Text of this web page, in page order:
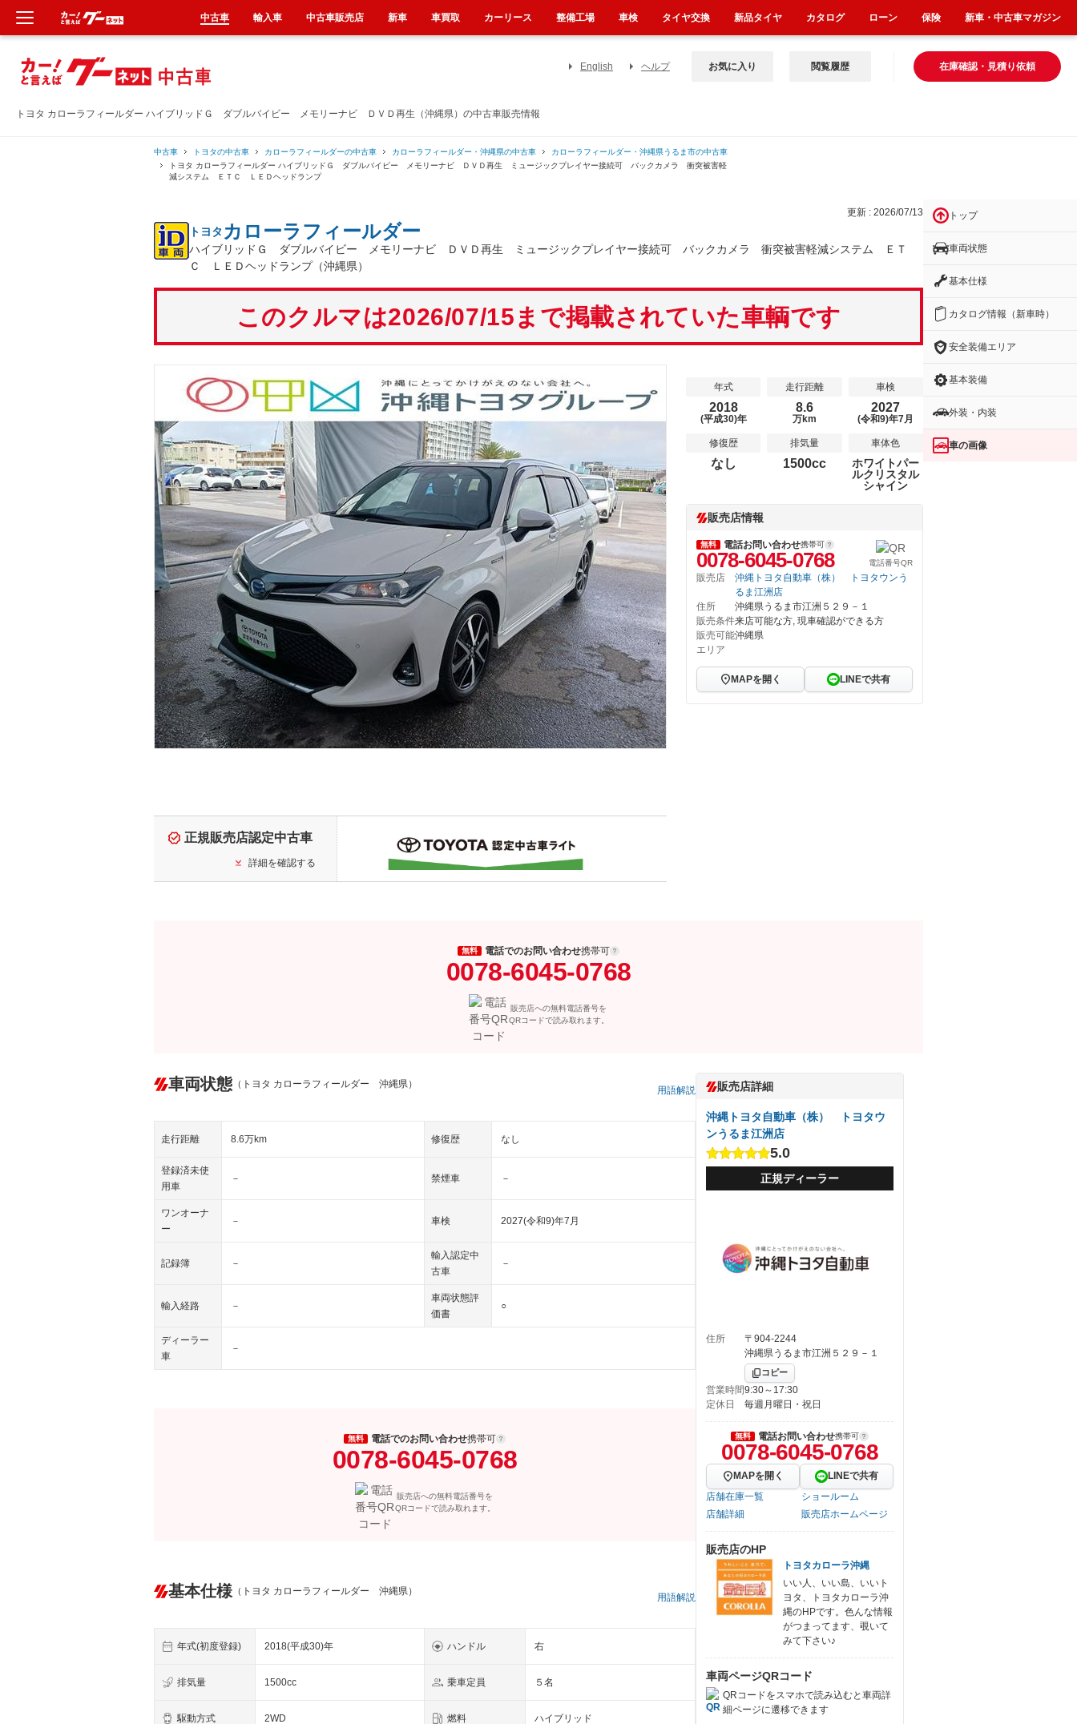
トヨタ カローラフィールダー ハイブリッドＧ ダブルバイビー メモリーナビ ＤＶＤ再生（沖縄県）の中古車販売情報
English ヘルプ 在庫確認・見積り依頼
お気に入り 閲覧履歴
中古車 トヨタの中古車 カローラフィールダーの中古車 カローラフィールダー・沖縄県の中古車
カローラフィールダー・沖縄県うるま市の中古車
トヨタ カローラフィールダー ハイブリッドＧ ダブルバイビー メモリーナビ ＤＶＤ再生 ミュージックプレイヤー接続可 バックカメラ 衝突被害軽
減システム ＥＴＣ ＬＥＤヘッドランプ
更新 : 2026/07/13
トヨタ カローラフィールダー
ハイブリッドＧ ダブルバイビー メモリーナビ ＤＶＤ再生 ミュージックプレイヤー接続可 バックカメラ 衝突被害軽減システム ＥＴ
Ｃ ＬＥＤヘッドランプ（沖縄県）
このクルマは2026/07/15まで掲載されていた車輌です
正規販売店認定中古車
詳細を確認する
年式
2018
(平成30)年
走行距離
8.6
万km
車検
2027
(令和9)年7月
修復歴
なし
排気量
1500cc
車体色
ホワイトパー
ルクリスタル
シャイン
販売店情報
無料 電話お問い合わせ携帯可
0078-6045-0768 電話番号QR
販売店
沖縄トヨタ自動車（株） トヨタウンう
るま江洲店
住所
沖縄県うるま市江洲５２９－１
販売条件来店可能な方, 現車確認ができる方
販売可能
エリア
沖縄県
MAPを開く LINEで共有
無料 電話でのお問い合わせ携帯可
0078-6045-0768
販売店への無料電話番号を
QRコードで読み取れます。
車両状態 （トヨタ カローラフィールダー 沖縄県）
用語解説
走行距離 8.6万km 修復歴 なし
登録済未使
用車
－ 禁煙車 －
ワンオーナ
ー
－ 車検 2027(令和9)年7月
記録簿 －
輸入認定中
古車
－
輸入経路 －
車両状態評
価書
○
ディーラー
車
－
無料 電話でのお問い合わせ携帯可
0078-6045-0768
販売店への無料電話番号を
QRコードで読み取れます。
基本仕様 （トヨタ カローラフィールダー 沖縄県）
用語解説
年式(初度登録) 2018(平成30)年 ハンドル 右
排気量 1500cc 乗車定員 ５名
駆動方式 2WD 燃料 ハイブリッド
販売店詳細
沖縄トヨタ自動車（株） トヨタウ
ンうるま江洲店
5.0
正規ディーラー
住所
〒904-2244
沖縄県うるま市江洲５２９－１
コピー
営業時間9:30～17:30
定休日
毎週月曜日・祝日
無料 電話お問い合わせ携帯可
0078-6045-0768
MAPを開く
LINEで共有
店舗在庫一覧
ショールーム
店舗詳細
販売店ホームページ
販売店のHP
トヨタカローラ沖縄
いい人、いい島、いいト
ヨタ、トヨタカローラ沖
縄のHPです。色んな情報
がつまってます、覗いて
みて下さい♪
車両ページQRコード
QRコードをスマホで読み込むと車両詳
細ページに遷移できます
トップ
車両状態
基本仕様
カタログ情報（新車時）
安全装備エリア
基本装備
外装・内装
車の画像
中古車 輸入車 中古車販売店 新車 車買取 カーリース 整備工場 車検 タイヤ交換 新品タイヤ カタログ ローン 保険 新車・中古車マガジン
新車
中古車